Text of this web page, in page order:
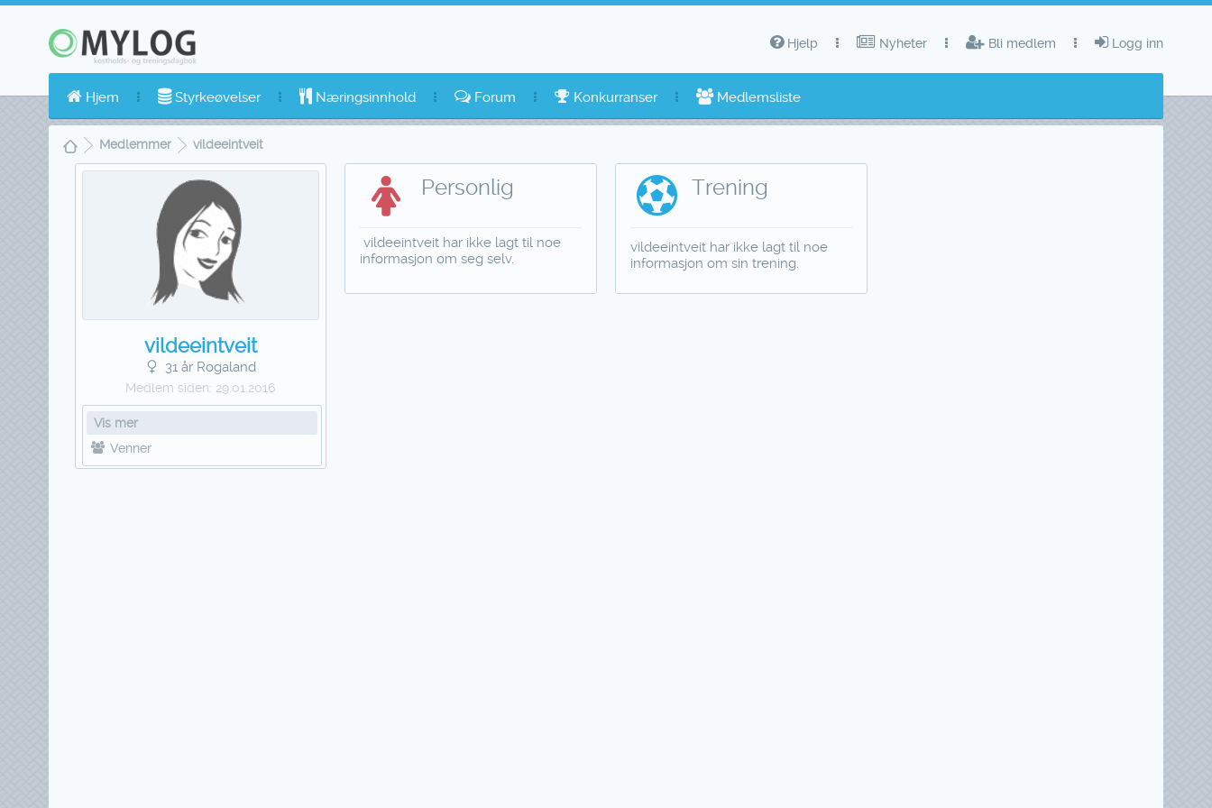
Logg inn
Bli medlem
Nyheter
Hjelp
Hjem Styrkeøvelser Næringsinnhold Forum Konkurranser Medlemsliste
Medlemmer vildeeintveit
vildeeintveit
31 år Rogaland
Medlem siden: 29.01.2016
Vis mer
Venner
Personlig
vildeeintveit har ikke lagt til noe
informasjon om seg selv.
Trening
vildeeintveit har ikke lagt til noe
informasjon om sin trening.